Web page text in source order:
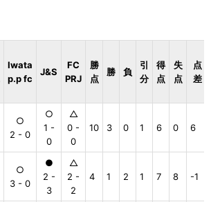
Iwata
p.p fc
J&S
FC
PRJ
勝
点
勝 負
引
分
得
点
失
点
点
差
○
2 - 0
○
1 -
0
△
0 -
0
10 3 0 1 6 0 6
○
3 - 0
●
2 -
3
△
2 -
2
4 1 2 1 7 8 -1